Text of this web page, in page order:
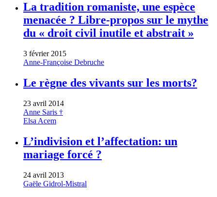
La tradition romaniste, une espèce
menacée ? Libre-propos sur le mythe
du « droit civil inutile et abstrait »
3 février 2015
Anne-Françoise Debruche
Le règne des vivants sur les morts?
23 avril 2014
Anne Saris †
Elsa Acem
L’indivision et l’affectation: un
mariage forcé ?
24 avril 2013
Gaële Gidrol-Mistral